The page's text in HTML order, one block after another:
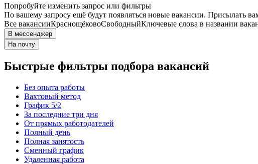
Попробуйте изменить запрос или фильтры
По вашему запросу ещё будут появляться новые вакансии. Присылать
Все вакансииКраснощёковоСвободныйКлючевые слова в названии
В мессенджер
На почту
Быстрые фильтры подбора вакансий
Без опыта работы
Вахтовый метод
График 5/2
За последние три дня
От прямых работодателей
Полный день
Полная занятость
Сменный график
Удаленная работа